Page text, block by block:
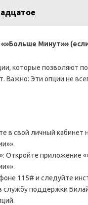
Минут»»
которые позволяют
Важно: Эти опции не
в свой личный кабинет
Откройте приложение
115# и следуйте
поддержки